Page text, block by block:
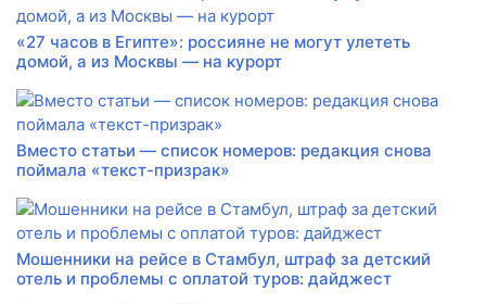
«27 часов в Египте»: россияне не могут улететь
домой, а из Москвы — на курорт
Вместо статьи — список номеров: редакция снова
поймала «текст-призрак»
Мошенники на рейсе в Стамбул, штраф за детский
отель и проблемы с оплатой туров: дайджест